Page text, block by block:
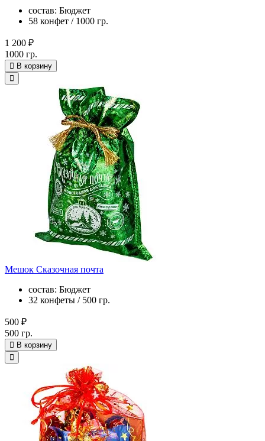
состав: Бюджет
58 конфет / 1000 гр.
1 200 ₽
1000 гр.
В корзину
Мешок Сказочная почта
состав: Бюджет
32 конфеты / 500 гр.
500 ₽
500 гр.
В корзину